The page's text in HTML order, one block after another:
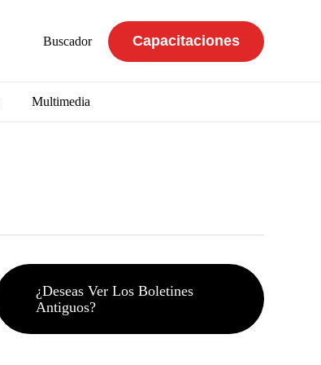
Buscador Capacitaciones
Multimedia
¿Deseas Ver Los Boletines
Antiguos?